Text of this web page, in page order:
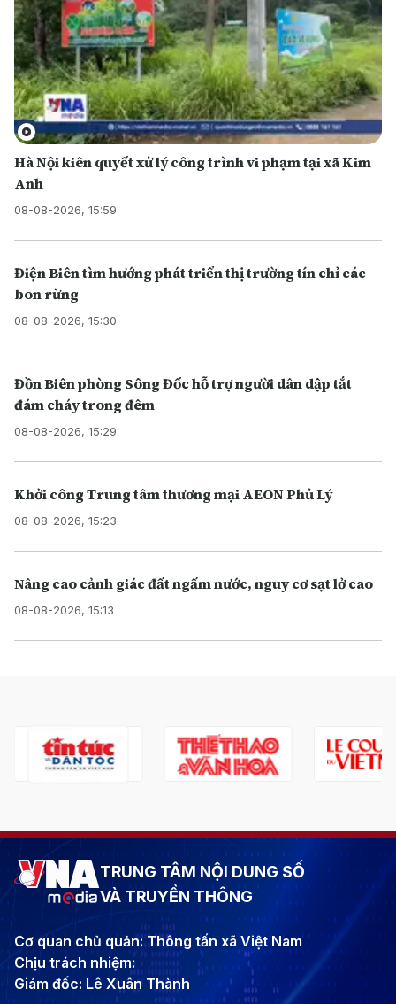
Hà Nội kiên quyết xử lý công trình vi phạm tại xã Kim
Anh
08-08-2026, 15:59
Điện Biên tìm hướng phát triển thị trường tín chỉ các-
bon rừng
08-08-2026, 15:30
Đồn Biên phòng Sông Đốc hỗ trợ người dân dập tắt
đám cháy trong đêm
08-08-2026, 15:29
Khởi công Trung tâm thương mại AEON Phủ Lý
08-08-2026, 15:23
Nâng cao cảnh giác đất ngấm nước, nguy cơ sạt lở cao
08-08-2026, 15:13
TRUNG TÂM NỘI DUNG SỐ
VÀ TRUYỀN THÔNG
Cơ quan chủ quản: Thông tấn xã Việt Nam
Chịu trách nhiệm:
Giám đốc: Lê Xuân Thành